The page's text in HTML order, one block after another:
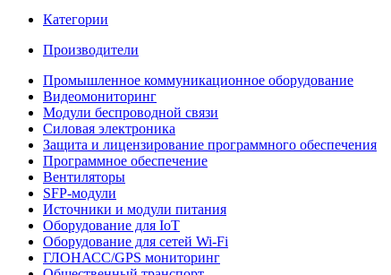
Категории
Производители
Промышленное коммуникационное оборудование
Видеомониторинг
Модули беспроводной связи
Силовая электроника
Защита и лицензирование программного обеспечения
Программное обеспечение
Вентиляторы
SFP-модули
Источники и модули питания
Оборудование для IoT
Оборудование для сетей Wi-Fi
ГЛОНАСС/GPS мониторинг